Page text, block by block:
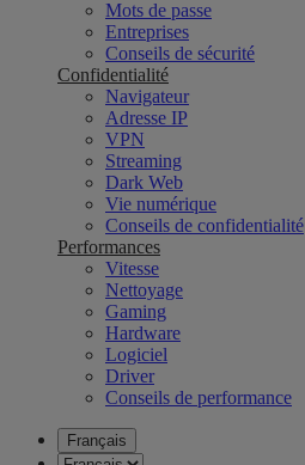
Mots de passe
Entreprises
Conseils de sécurité
Confidentialité
Navigateur
Adresse IP
VPN
Streaming
Dark Web
Vie numérique
Conseils de confidentialité
Performances
Vitesse
Nettoyage
Gaming
Hardware
Logiciel
Driver
Conseils de performance
Français